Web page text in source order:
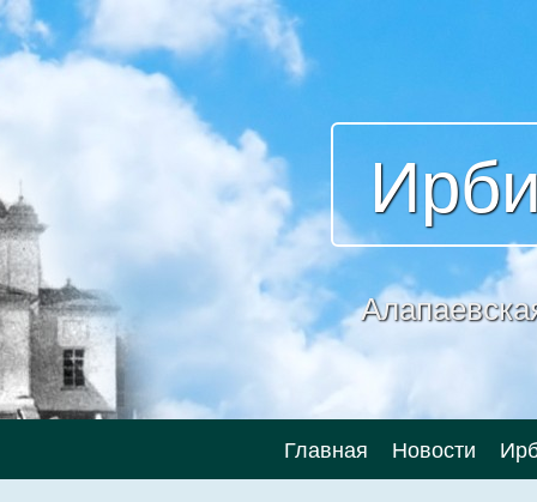
Главная Новости